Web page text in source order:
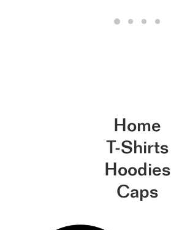
Home
T-Shirts
Hoodies
Caps